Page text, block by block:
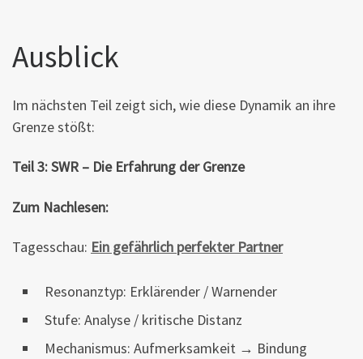
Ausblick
Im nächsten Teil zeigt sich, wie diese Dynamik an ihre
Grenze stößt:
Teil 3: SWR – Die Erfahrung der Grenze
Zum Nachlesen:
Tagesschau: Ein gefährlich perfekter Partner
Resonanztyp: Erklärender / Warnender
Stufe: Analyse / kritische Distanz
Mechanismus: Aufmerksamkeit → Bindung